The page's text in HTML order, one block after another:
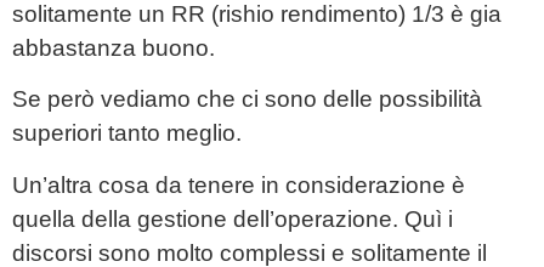
solitamente un RR (rishio rendimento) 1/3 è gia
abbastanza buono.
Se però vediamo che ci sono delle possibilità
superiori tanto meglio.
Un’altra cosa da tenere in considerazione è
quella della gestione dell’operazione. Quì i
discorsi sono molto complessi e solitamente il